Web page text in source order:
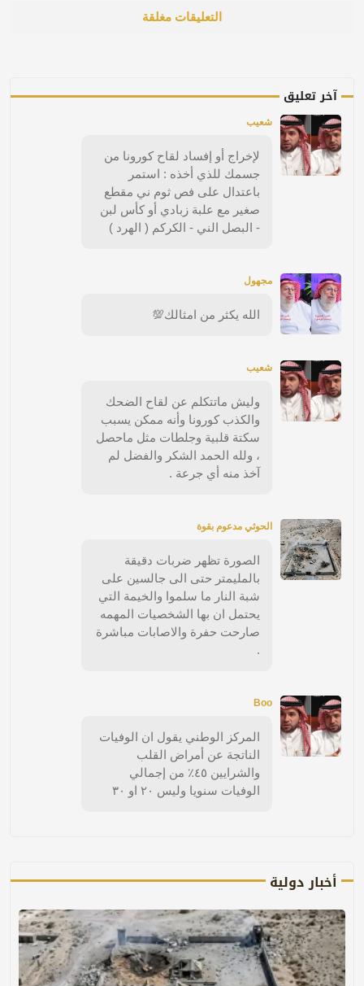
التعليقات مغلقة
آخر تعليق
شعيب
لإخراج أو إفساد لقاح كورونا من
جسمك للذي أخذه : استمر
باعتدال على فص ثوم ني مقطع
صغير مع علبة زبادي أو كأس لبن
- البصل الني - الكركم ( الهرد )
مجهول
الله يكثر من امثالك💯
شعيب
وليش ماتتكلم عن لقاح الضحك
والكذب كورونا وأنه ممكن يسبب
سكتة قلبية وجلطات مثل ماحصل
، ولله الحمد الشكر والفضل لم
آخذ منه أي جرعة .
الحوثي مدعوم بقوة
الصورة تظهر ضربات دقيقة
بالمليمتر حتى الى جالسين على
شبة النار ما سلموا والخيمة التي
يحتمل ان بها الشخصيات المهمه
صارحت حفرة والاصابات مباشرة
.
Boo
المركز الوطني يقول ان الوفيات
الناتجة عن أمراض القلب
والشرايين ٤٥٪ من إجمالي
الوفيات سنويا وليس ٢٠ او ٣٠
أخبار دولية